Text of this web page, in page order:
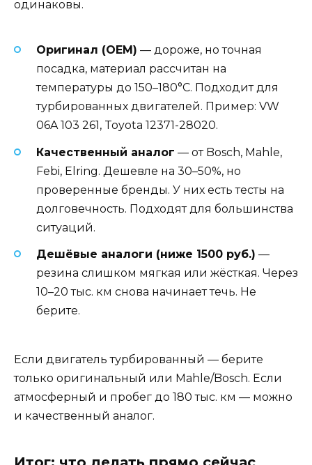
одинаковы.
Оригинал (OEM) — дороже, но точная
посадка, материал рассчитан на
температуры до 150–180°C. Подходит для
турбированных двигателей. Пример: VW
06A 103 261, Toyota 12371-28020.
Качественный аналог — от Bosch, Mahle,
Febi, Elring. Дешевле на 30–50%, но
проверенные бренды. У них есть тесты на
долговечность. Подходят для большинства
ситуаций.
Дешёвые аналоги (ниже 1500 руб.) —
резина слишком мягкая или жёсткая. Через
10–20 тыс. км снова начинает течь. Не
берите.
Если двигатель турбированный — берите
только оригинальный или Mahle/Bosch. Если
атмосферный и пробег до 180 тыс. км — можно
и качественный аналог.